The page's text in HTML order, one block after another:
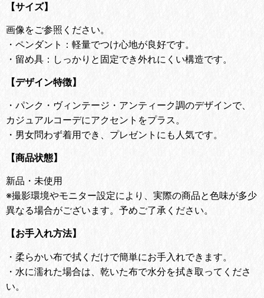
【サイズ】
画像をご参照ください。
・ペンダント：軽量でつけ心地が良好です。
・留め具：しっかりと固定でき外れにくい構造です。
【デザイン特徴】
・ パンク・ヴィンテージ・アンティーク調のデザインで、
カジュアルコーデにアクセントをプラス。
・ 男女問わず着用でき、プレゼントにも人気です。
【商品状態】
新品・未使用
※撮影環境やモニター設定により、実際の商品と色味が多少
異なる場合がございます。予めご了承ください。
【お手入れ方法】
・ 柔らかい布で拭くだけで簡単にお手入れできます。
・ 水に濡れた場合は、乾いた布で水分を拭き取ってくださ
い。